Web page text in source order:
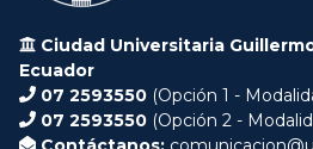
Ciudad Universitaria
Ecuador
07 2593550 (Opción 1 -
07 2593550 (Opción 2 -